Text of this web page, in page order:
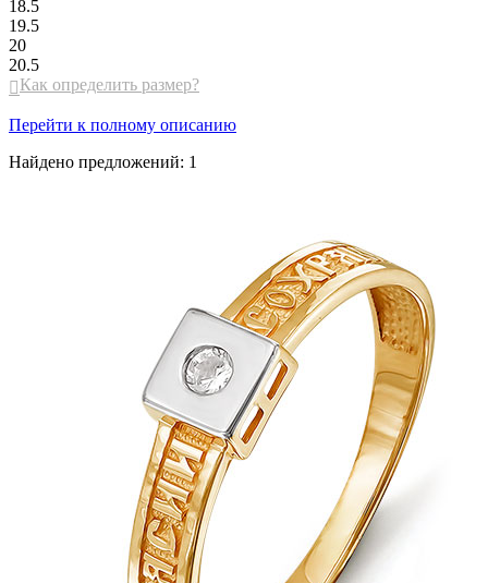
18.5
19.5
20
20.5
 Как определить размер?
Перейти к полному описанию
Найдено предложений: 1